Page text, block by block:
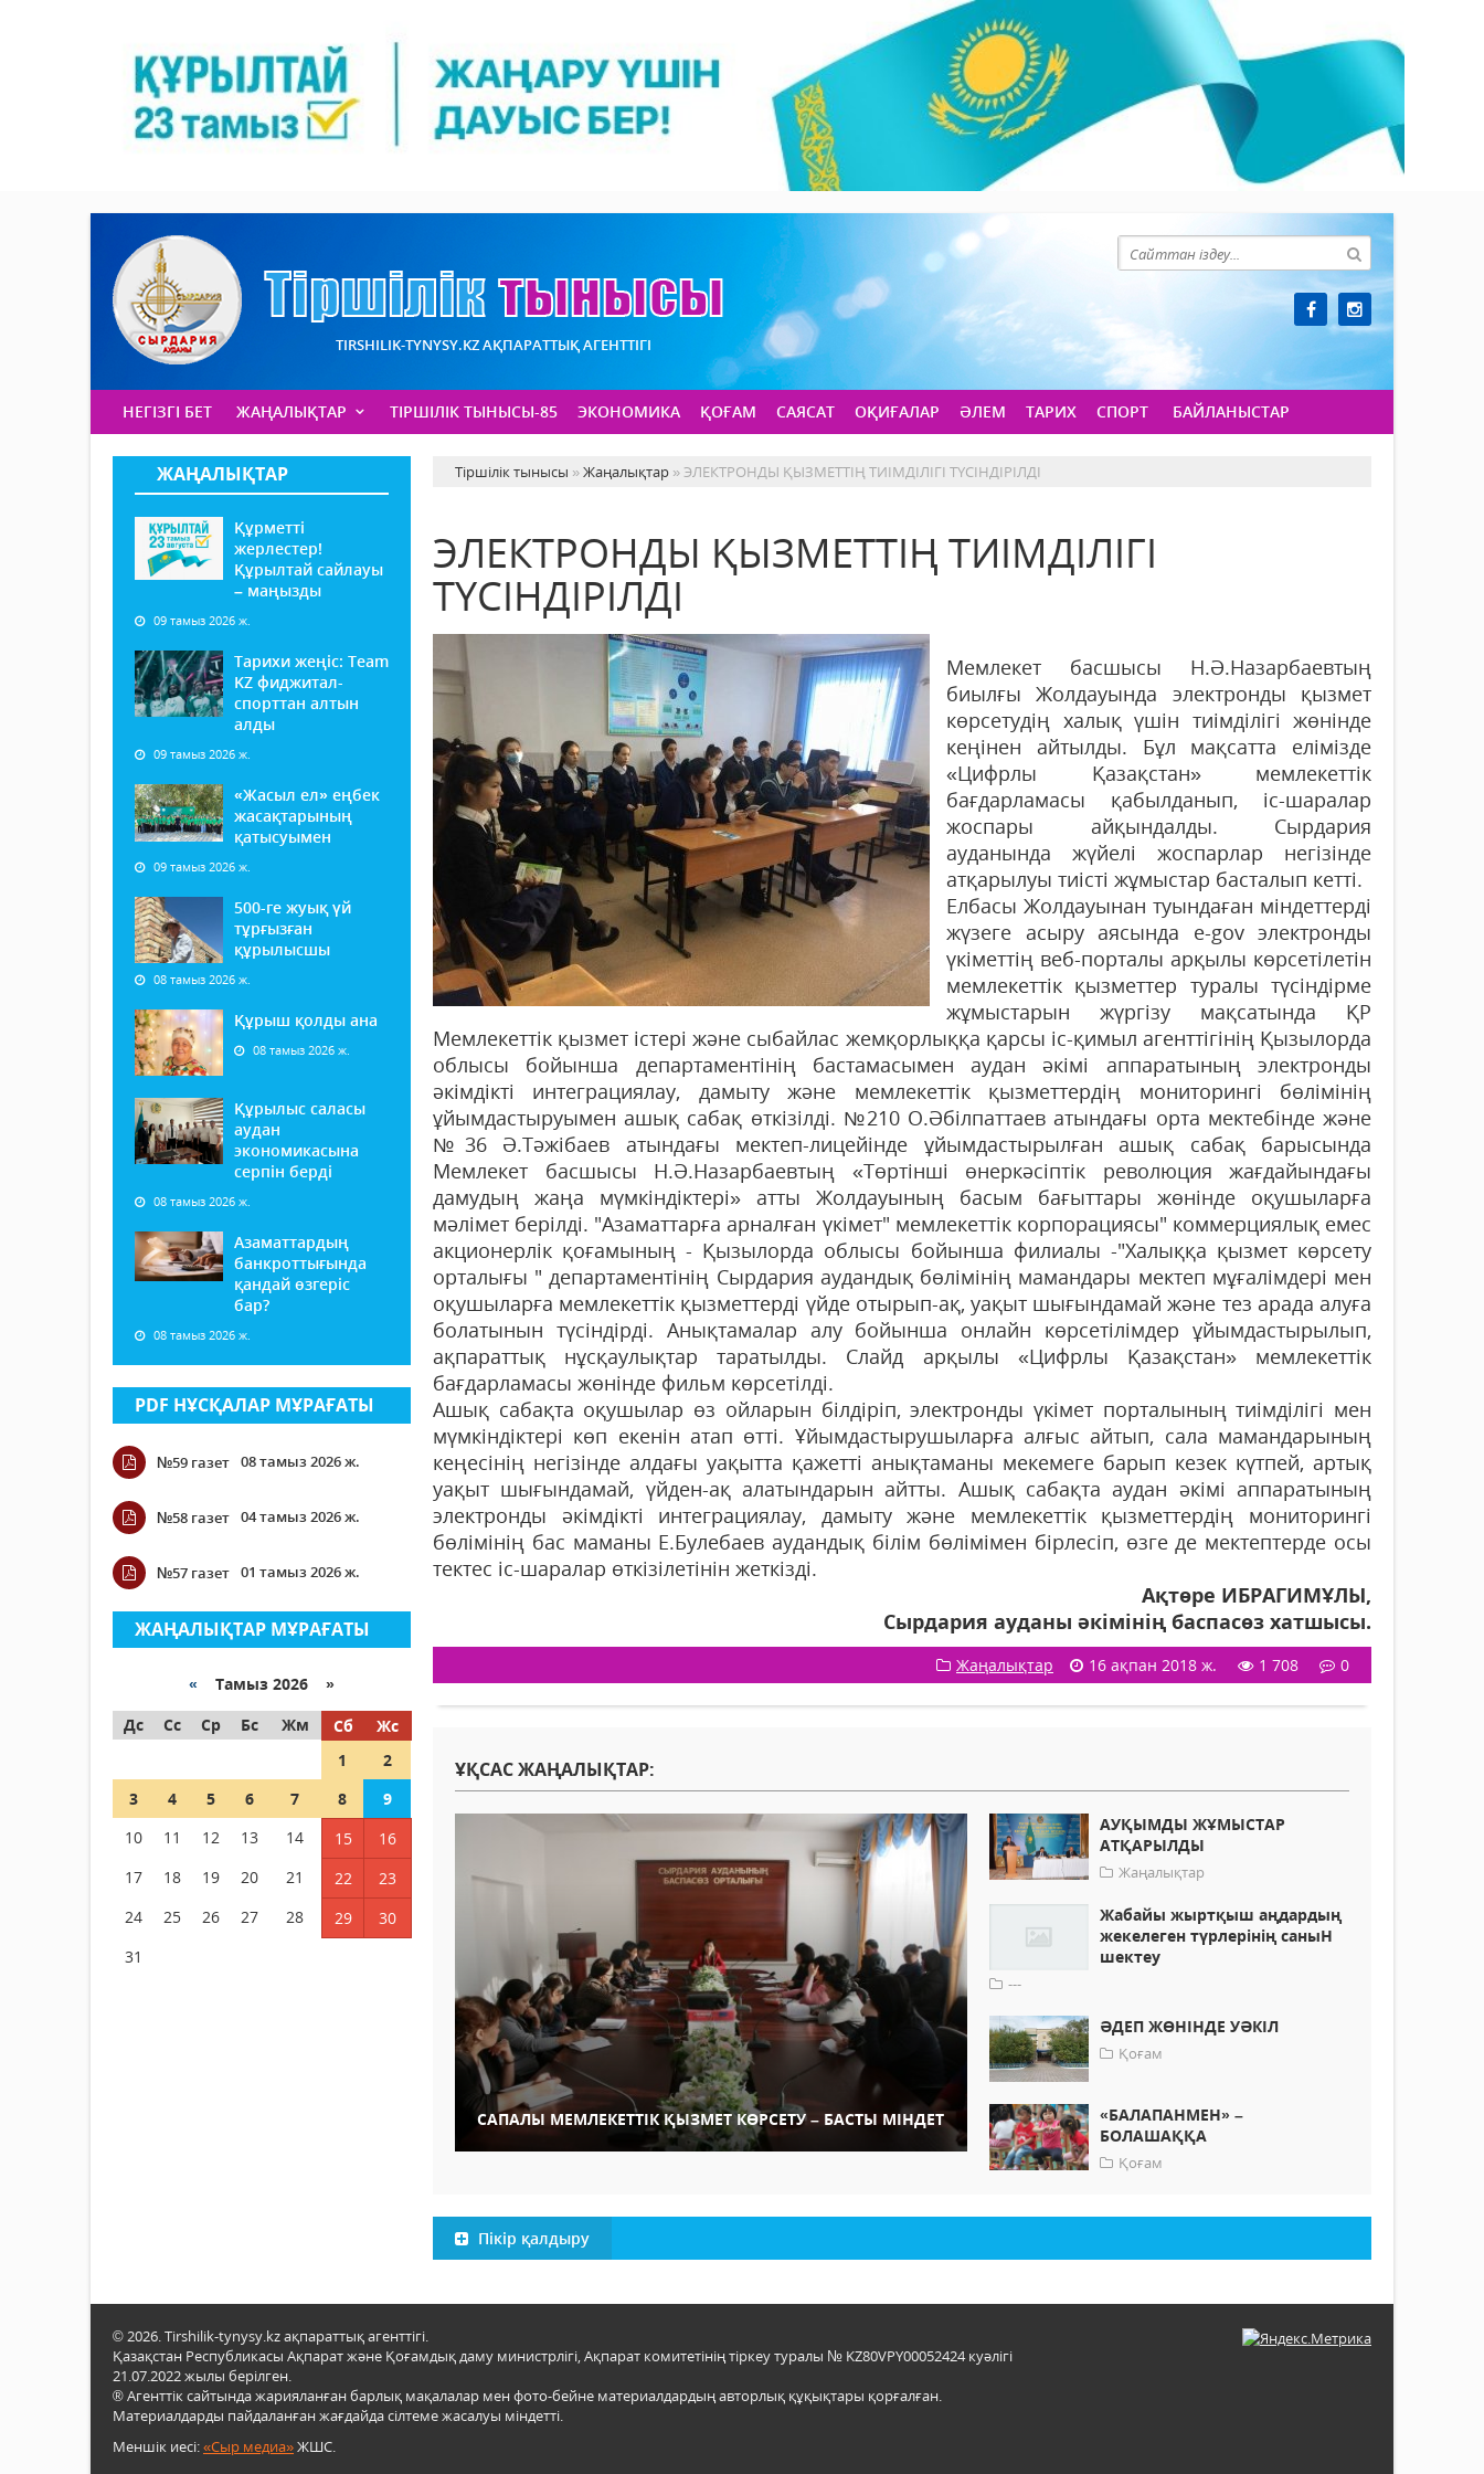
TIRSHILIK-TYNYSY.KZ АҚПАРАТТЫҚ АГЕНТТІГІ
НЕГІЗГІ БЕТ ЖАҢАЛЫҚТАР ТІРШІЛІК ТЫНЫСЫ-85 ЭКОНОМИКА ҚОҒАМ САЯСАТ ОҚИҒАЛАР ӘЛЕМ ТАРИХ СПОРТ БАЙЛАНЫСТАР
ЖАҢАЛЫҚТАР
Құрметті
жерлестер!
Құрылтай сайлауы
– маңызды
09 тамыз 2026 ж.
Тарихи жеңіс: Team
KZ фиджитал-
спорттан алтын
алды
09 тамыз 2026 ж.
«Жасыл ел» еңбек
жасақтарының
қатысуымен
09 тамыз 2026 ж.
500-ге жуық үй
тұрғызған
құрылысшы
08 тамыз 2026 ж.
Құрыш қолды ана
08 тамыз 2026 ж.
Құрылыс саласы
аудан
экономикасына
серпін берді
08 тамыз 2026 ж.
Азаматтардың
банкроттығында
қандай өзгеріс
бар?
08 тамыз 2026 ж.
PDF НҰСҚАЛАР МҰРАҒАТЫ
№59 газет 08 тамыз 2026 ж.
№58 газет 04 тамыз 2026 ж.
№57 газет 01 тамыз 2026 ж.
ЖАҢАЛЫҚТАР МҰРАҒАТЫ
« Тамыз 2026 »
Дс
Сс Ср Бс Жм Сб
Жс
1
2
3
4 5 6 7 8
9
10
11 12 13 14 15
16
17
18 19 20 21 22
23
24
25 26 27 28 29
30
31
Тіршілік тынысы »Жаңалықтар » ЭЛЕКТРОНДЫ ҚЫЗМЕТТІҢ ТИІМДІЛІГІ ТҮСІНДІРІЛДІ
ЭЛЕКТРОНДЫ ҚЫЗМЕТТІҢ ТИІМДІЛІГІ
ТҮСІНДІРІЛДІ
Мемлекет басшысы Н.Ә.Назарбаевтың
биылғы Жолдауында электронды қызмет
көрсетудің халық үшін тиімділігі жөнінде
кеңінен айтылды. Бұл мақсатта елімізде
«Цифрлы Қазақстан» мемлекеттік
бағдарламасы қабылданып, іс-шаралар
жоспары айқындалды. Сырдария
ауданында жүйелі жоспарлар негізінде
атқарылуы тиісті жұмыстар басталып кетті.
Елбасы Жолдауынан туындаған міндеттерді
жүзеге асыру аясында е-gov электронды
үкіметтің веб-порталы арқылы көрсетілетін
мемлекеттік қызметтер туралы түсіндірме
жұмыстарын жүргізу мақсатында ҚР
Мемлекеттік қызмет істері және сыбайлас жемқорлыққа қарсы іс-қимыл агенттігінің Қызылорда
облысы бойынша департаментінің бастамасымен аудан әкімі аппаратының электронды
әкімдікті интеграциялау, дамыту және мемлекеттік қызметтердің мониторингі бөлімінің
ұйымдастыруымен ашық сабақ өткізілді. №210 О.Әбілпаттаев атындағы орта мектебінде және
№36 Ә.Тәжібаев атындағы мектеп-лицейінде ұйымдастырылған ашық сабақ барысында
Мемлекет басшысы Н.Ә.Назарбаевтың «Төртінші өнеркәсіптік революция жағдайындағы
дамудың жаңа мүмкіндіктері» атты Жолдауының басым бағыттары жөнінде оқушыларға
мәлімет берілді. "Азаматтарға арналған үкімет" мемлекеттік корпорациясы" коммерциялық емес
акционерлік қоғамының - Қызылорда облысы бойынша филиалы -"Халыққа қызмет көрсету
орталығы " департаментінің Сырдария аудандық бөлімінің мамандары мектеп мұғалімдері мен
оқушыларға мемлекеттік қызметтерді үйде отырып-ақ, уақыт шығындамай және тез арада алуға
болатынын түсіндірді. Анықтамалар алу бойынша онлайн көрсетілімдер ұйымдастырылып,
ақпараттық нұсқаулықтар таратылды. Слайд арқылы «Цифрлы Қазақстан» мемлекеттік
бағдарламасы жөнінде фильм көрсетілді.
Ашық сабақта оқушылар өз ойларын білдіріп, электронды үкімет порталының тиімділігі мен
мүмкіндіктері көп екенін атап өтті. Ұйымдастырушыларға алғыс айтып, сала мамандарының
кеңесінің негізінде алдағы уақытта қажетті анықтаманы мекемеге барып кезек күтпей, артық
уақыт шығындамай, үйден-ақ алатындарын айтты. Ашық сабақта аудан әкімі аппаратының
электронды әкімдікті интеграциялау, дамыту және мемлекеттік қызметтердің мониторингі
бөлімінің бас маманы Е.Булебаев аудандық білім бөлімімен бірлесіп, өзге де мектептерде осы
тектес іс-шаралар өткізілетінін жеткізді.
Ақтөре ИБРАГИМҰЛЫ,
Сырдария ауданы әкімінің баспасөз хатшысы.
Жаңалықтар 16 ақпан 2018 ж. 1 708 0
ҰҚСАС ЖАҢАЛЫҚТАР:
САПАЛЫ МЕМЛЕКЕТТІК ҚЫЗМЕТ КӨРСЕТУ – БАСТЫ МІНДЕТ
АУҚЫМДЫ ЖҰМЫСТАР
АТҚАРЫЛДЫ
Жаңалықтар
Жабайы жыртқыш аңдардың
жекелеген түрлерінің саныН
шектеу
---
ӘДЕП ЖӨНІНДЕ УӘКІЛ
Қоғам
«БАЛАПАНМЕН» –
БОЛАШАҚҚА
Қоғам
Пікір қалдыру
© 2026. Tirshilik-tynysy.kz ақпараттық агенттігі.
Қазақстан Республикасы Ақпарат және Қоғамдық даму министрлігі, Ақпарат комитетінің тіркеу туралы № KZ80VPY00052424 куәлігі
21.07.2022 жылы берілген.
® Агенттік сайтында жарияланған барлық мақалалар мен фото-бейне материалдардың авторлық құқықтары қорғалған.
Материалдарды пайдаланған жағдайда сілтеме жасалуы міндетті.
Меншік иесі:«Сыр медиа»ЖШС.